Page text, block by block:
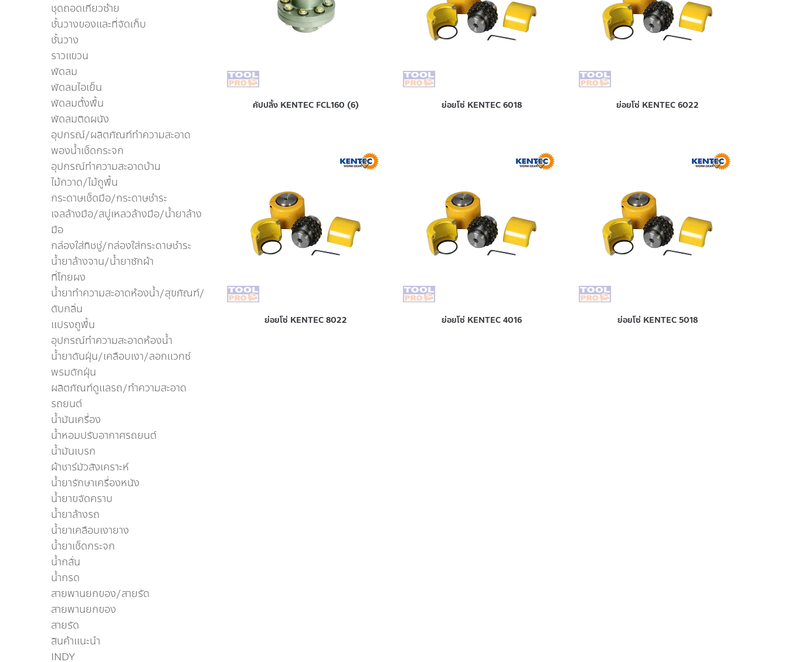
คัปปลิ้ง KENTEC FCL160 (6) ย่อยโซ่ KENTEC 6018 ย่อยโซ่ KENTEC 6022
ย่อยโซ่ KENTEC 8022 ย่อยโซ่ KENTEC 4016 ย่อยโซ่ KENTEC 5018
ชุดถอดเกียวซ้าย
ชั้นวางของเเละที่จัดเก็บ
ชั้นวาง
ราวเเขวน
พัดลม
พัดลมไอเย็น
พัดลมตั้งพื้น
พัดลมติดผนัง
อุปกรณ์/ผลิตภัณฑ์ทำความสะอาด
พองน้ำเช็ดกระจก
อุปกรณ์ทำความสะอาดบ้าน
ไม้กวาด/ไม้ถูพื้น
กระดาษเช็ดมือ/กระดาษชำระ
เจลล้างมือ/สบู่เหลวล้างมือ/น้ำยาล้าง
มือ
กล่องใส่ทิชชู่/กล่องใส่กระดาษชำระ
น้ำยาล้างจาน/น้ำยาซักผ้า
ที่โกยผง
น้ำยาทำความสะอาดห้องน้ำ/สุขภัณฑ์/
ดับกลิ่น
แปรงถูพื้น
อุปกรณ์ทำความสะอาดห้องน้ำ
น้ำยาดันฝุ่น/เคลือบเงา/ลอกเเวกซ์
พรมดักฝุ่น
ผลิตภัณฑ์ดูแลรถ/ทำความสะอาด
รถยนต์
น้ำมันเครื่อง
น้ำหอมปรับอากาศรถยนต์
น้ำมันเบรก
ผ้าชาร์มัวสังเคราะห์
น้ำยารักษาเครื่องหนัง
น้ำยาขจัดคราบ
น้ำยาล้างรถ
น้ำยาเคลือบเงายาง
น้ำยาเช็ดกระจก
น้ำกลั่น
น้ำกรด
สายพานยกของ/สายรัด
สายพานยกของ
สายรัด
สินค้าแนะนำ
INDY